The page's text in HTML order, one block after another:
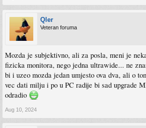
Qler
Veteran foruma
Mozda je subjektivno, ali za posla, meni je
fizicka monitora, nego jedna ultrawide... ne
bi i uzeo mozda jedan umjesto ova dva, ali o
vec dati milju i po u PC radije bi sad upgrade
odradio
Aug 10, 2024